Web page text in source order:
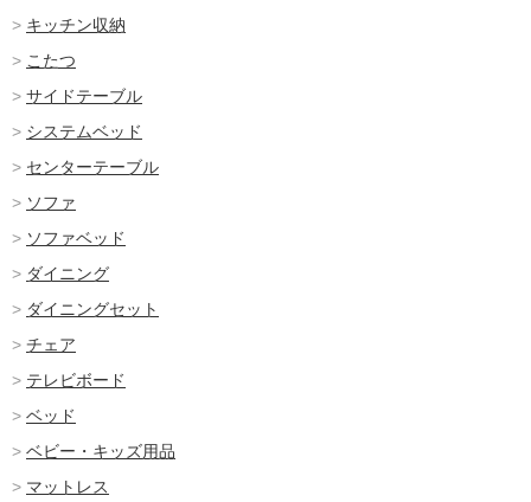
キッチン収納
こたつ
サイドテーブル
システムベッド
センターテーブル
ソファ
ソファベッド
ダイニング
ダイニングセット
チェア
テレビボード
ベッド
ベビー・キッズ用品
マットレス